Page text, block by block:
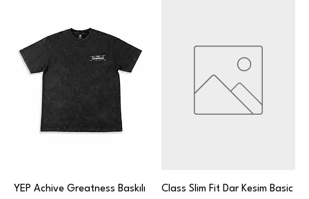
YEP Achive Greatness Baskılı
Class Slim Fit Dar Kesim Basic